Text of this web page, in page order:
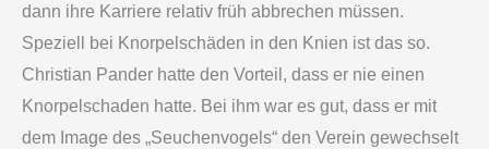
dann ihre Karriere relativ früh abbrechen müssen.
Speziell bei Knorpelschäden in den Knien ist das so.
Christian Pander hatte den Vorteil, dass er nie einen
Knorpelschaden hatte. Bei ihm war es gut, dass er mit
dem Image des „Seuchenvogels“ den Verein gewechselt